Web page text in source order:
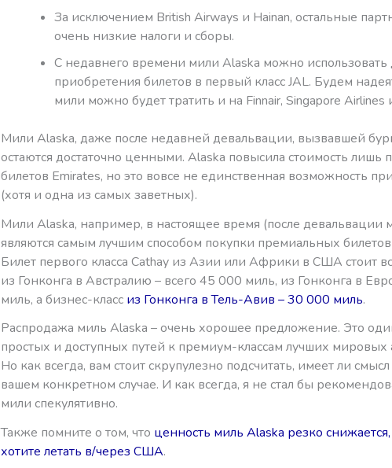
За исключением British Airways и Hainan, остальные
очень низкие налоги и сборы.
С недавнего времени мили Alaska можно использовать
приобретения билетов в первый класс JAL. Будем
мили можно будет тратить и на Finnair, Singapore Airlines
Мили Alaska, даже после недавней девальвации, вызвавшей
остаются достаточно ценными. Alaska повысила стоимость лишь
билетов Emirates, но это вовсе не единственная возможность
(хотя и одна из самых заветных).
Мили Alaska, например, в настоящее время (после девальвации
являются самым лучшим способом покупки премиальных билетов
Билет первого класса Cathay из Азии или Африки в США стоит
из Гонконга в Австралию – всего 45 000 миль, из Гонконга в
миль, а бизнес-класс из Гонконга в Тель-Авив – 30 000 миль.
Распродажа миль Alaska – очень хорошее предложение. Это
простых и доступных путей к премиум-классам лучших мировых
Но как всегда, вам стоит скрупулезно подсчитать, имеет ли
вашем конкретном случае. И как всегда, я не стал бы
мили спекулятивно.
Также помните о том, что ценность миль Alaska резко
хотите летать в/через США.